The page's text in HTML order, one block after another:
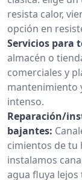
resista calor,
opción en
Servicios para
almacén o
comerciales y
mantenimiento
intenso.
Reparación/
bajantes:
cimientos de tu
instalamos
agua fluya lejos